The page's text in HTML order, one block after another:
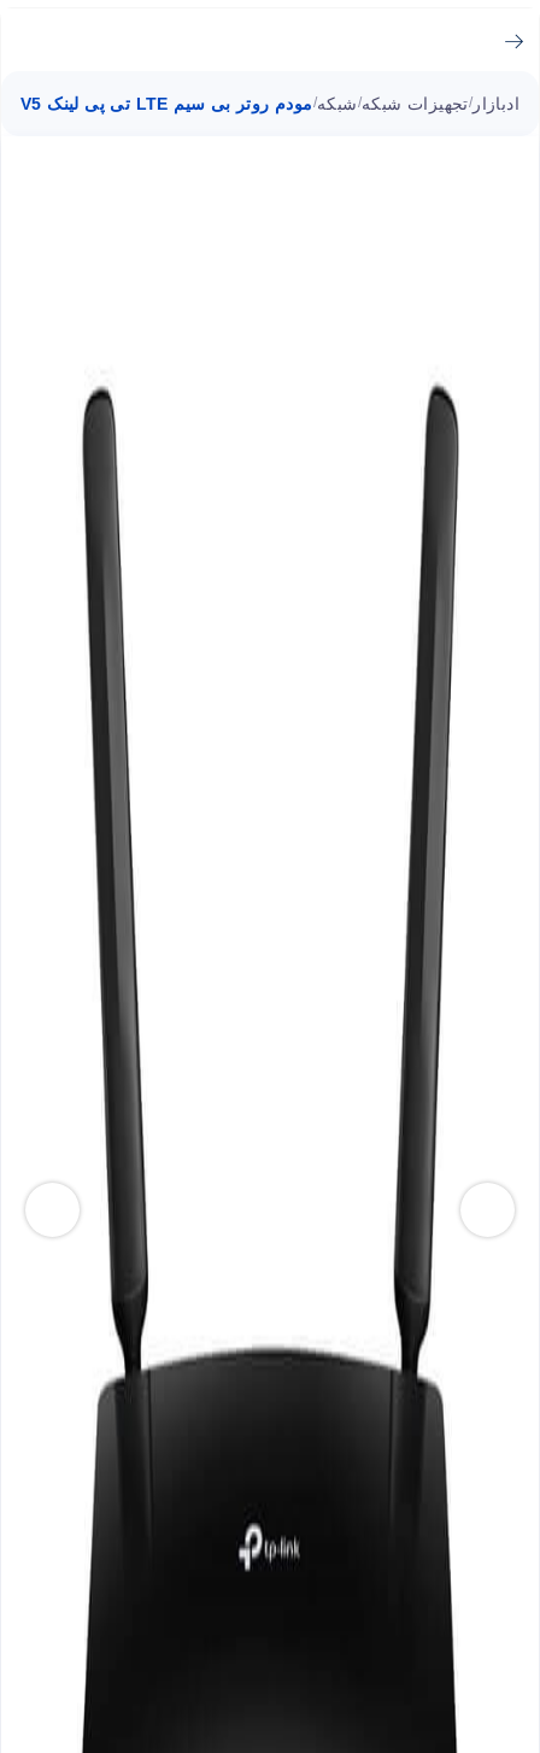
ادبازار /تجهیزات شبکه/شبکه/مودم روتر بی سیم LTE تی پی لینک Archer MR200_V5